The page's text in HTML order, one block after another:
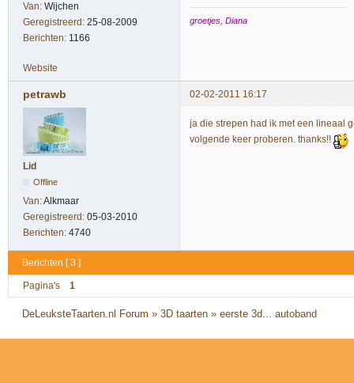
Van: Wijchen
Geregistreerd: 25-08-2009
Berichten: 1166
groetjes, Diana
Website
petrawb 02-02-2011 16:17
Lid
Offline
Van:Alkmaar
Geregistreerd: 05-03-2010
Berichten: 4740
ja die strepen had ik met een lineaal
volgende keer proberen. thanks!!
Berichten [ 3 ]
Pagina's 1
DeLeuksteTaarten.nl Forum »3D taarten »eerste 3d... autoband